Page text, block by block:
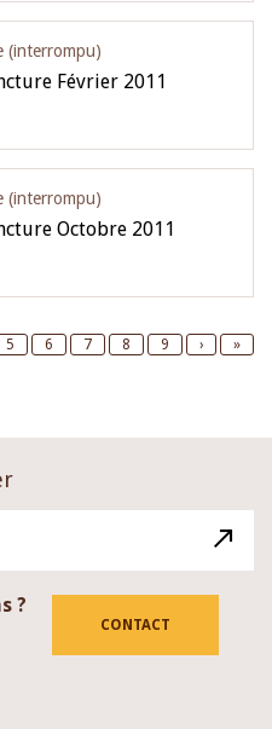
(interrompu)
Février 2011
(interrompu)
Octobre 2011
Page
5 Page
6 Page
7 Page
8 Page
9
Next
›
Last
»
?
CONTACT